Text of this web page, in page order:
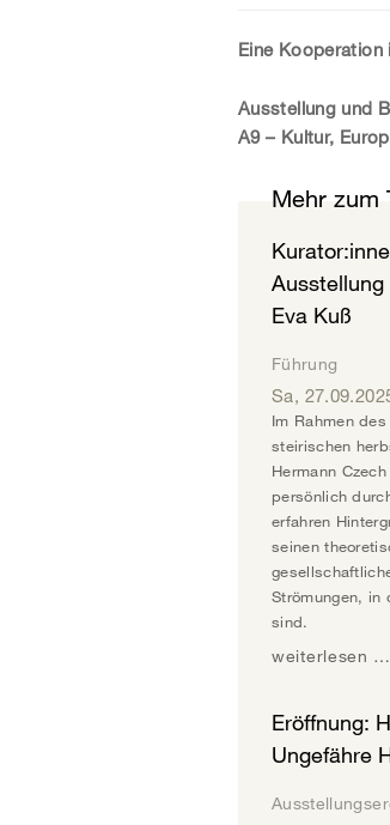
Eine Kooperation
Ausstellung und
A9 – Kultur,
Mehr zum
Eva Kuß
Führung
Sa,
Im Rahmen
steirischen
Hermann
persönlich
erfahren
seinen
Strömungen, in
sind.
weiterlesen …
Eröffnung:
Ungefähre